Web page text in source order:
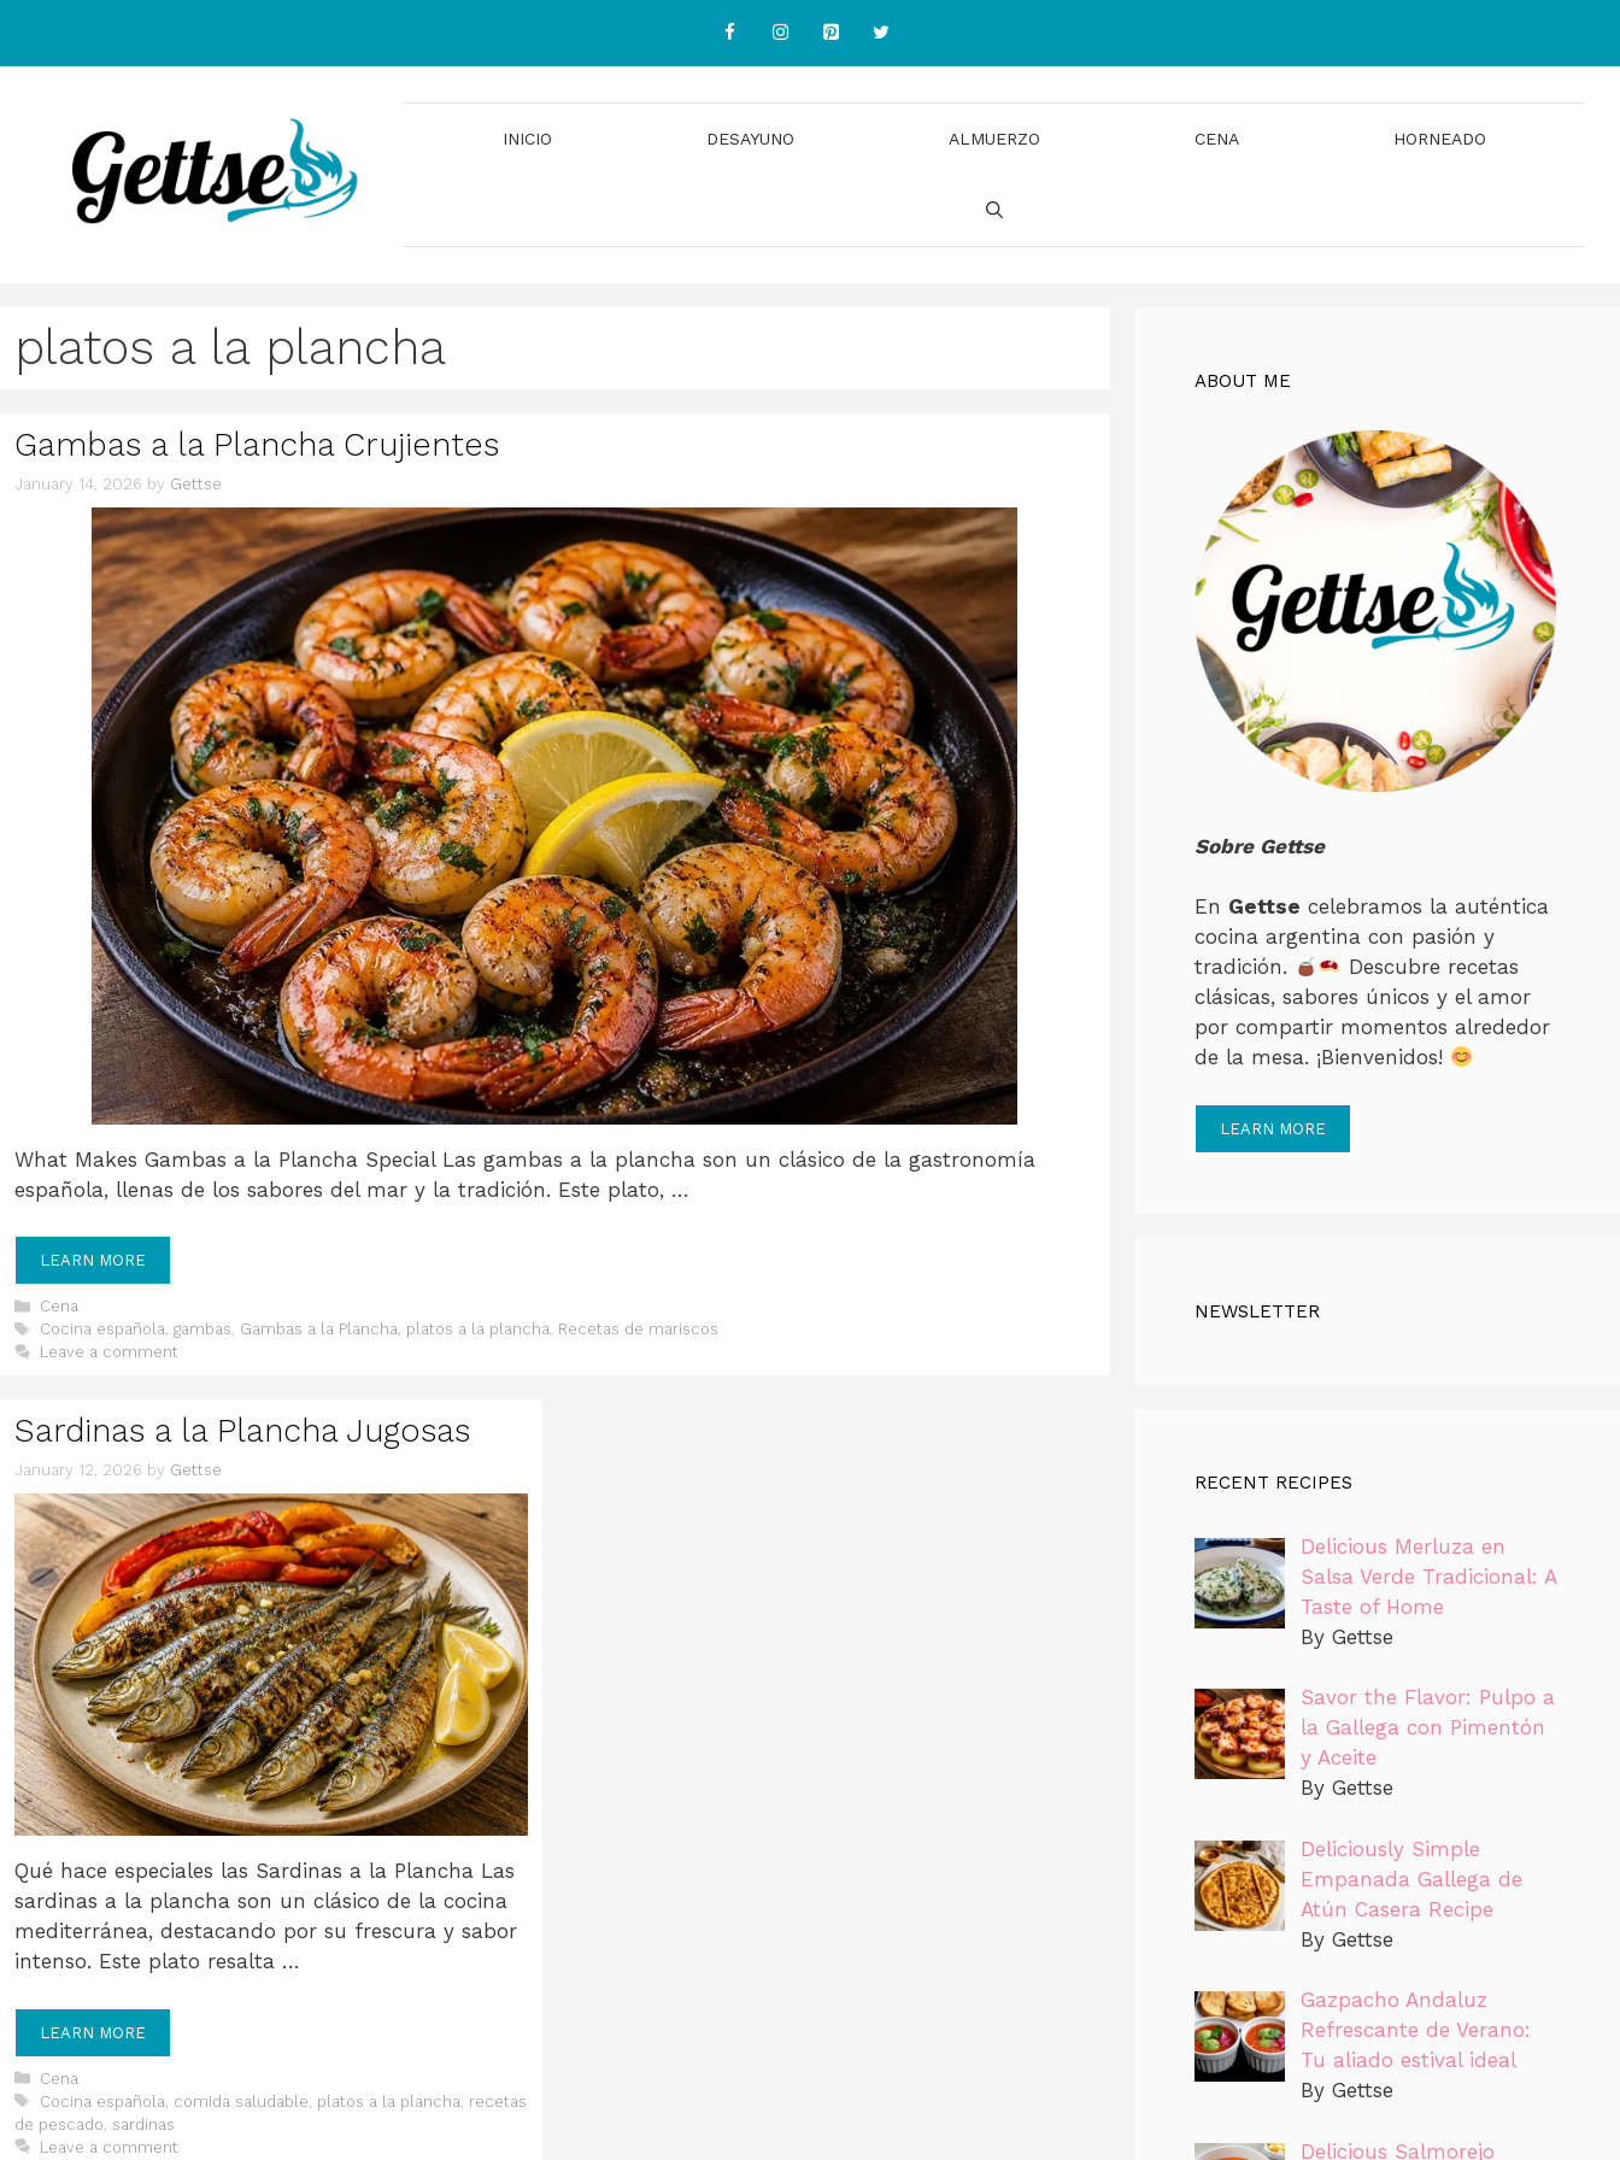
content
INICIO DESAYUNO ALMUERZO CENA HORNEADO
platos a la plancha
Gambas a la Plancha Crujientes
January 14, 2026 by Gettse
What Makes Gambas a la Plancha Special Las gambas a la plancha son un clásico de la gastronomía
española, llenas de los sabores del mar y la tradición. Este plato, …
LEARN MORE
Categories
Cena
Tags
Cocina española, gambas, Gambas a la Plancha, platos a la plancha, Recetas de mariscos
Leave a comment
Sardinas a la Plancha Jugosas
January 12, 2026 by Gettse
Qué hace especiales las Sardinas a la Plancha Las
sardinas a la plancha son un clásico de la cocina
mediterránea, destacando por su frescura y sabor
intenso. Este plato resalta …
LEARN MORE
Categories
Cena
Tags
Cocina española comida saludable platos a la plancha recetas
de pescado sardinas
Leave a comment
ABOUT ME
Sobre Gettse
En Gettse celebramos la auténtica
cocina argentina con pasión y
tradición.
Descubre recetas
clásicas, sabores únicos y el amor
por compartir momentos alrededor
de la mesa. ¡Bienvenidos!
LEARN MORE
NEWSLETTER
RECENT RECIPES
Delicious Merluza en
Salsa Verde Tradicional: A
Taste of Home
By Gettse
Savor the Flavor: Pulpo a
la Gallega con Pimentón
y Aceite
By Gettse
Deliciously Simple
Empanada Gallega de
Atún Casera Recipe
By Gettse
Gazpacho Andaluz
Refrescante de Verano:
Tu aliado estival ideal
By Gettse
Delicious Salmorejo